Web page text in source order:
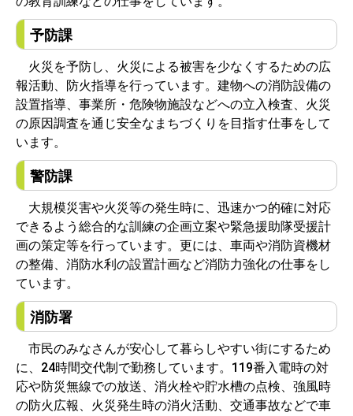
予防課
火災を予防し、火災による被害を少なくするための広
報活動、防火指導を行っています。建物への消防設備の
設置指導、事業所・危険物施設などへの立入検査、火災
の原因調査を通じ安全なまちづくりを目指す仕事をして
います。
警防課
大規模災害や火災等の発生時に、迅速かつ的確に対応
できるよう総合的な訓練の企画立案や緊急援助隊受援計
画の策定等を行っています。更には、車両や消防資機材
の整備、消防水利の設置計画など消防力強化の仕事をし
ています。
消防署
市民のみなさんが安心して暮らしやすい街にするため
に、24時間交代制で勤務しています。119番入電時の対
応や防災無線での放送、消火栓や貯水槽の点検、強風時
の防火広報、火災発生時の消火活動、交通事故などで車